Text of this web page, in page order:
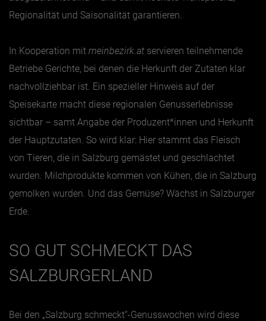
Mai
September
Oktober
November
Dezember
Regionalität und Saisonalität garantieren.
In Kooperation mit meinbezirk.at servieren teilnehmende
Betriebe Gerichte, bei denen die Herkunft der Zutaten klar
nachvollziehbar ist. Ein spezieller Hinweis auf der
Speisekarte macht diese regionalen Genusserlebnisse
sichtbar – samt Angabe der Produzent*innen und Herkunft
der Hauptzutaten. So wird klar: Hier stammt das Fleisch
von Tieren, die in Salzburg gemästet und geschlachtet
wurden. Milchprodukte kommen von Kühen, die in Salzburg
gemolken wurden. Und das Gemüse? Wächst in Salzburger
Erde.
SO GUT SCHMECKT DAS
SALZBURGERLAND
Bei den „Salzburg schmeckt“-Genusswochen wird diese